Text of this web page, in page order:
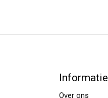
Informatie
Over ons